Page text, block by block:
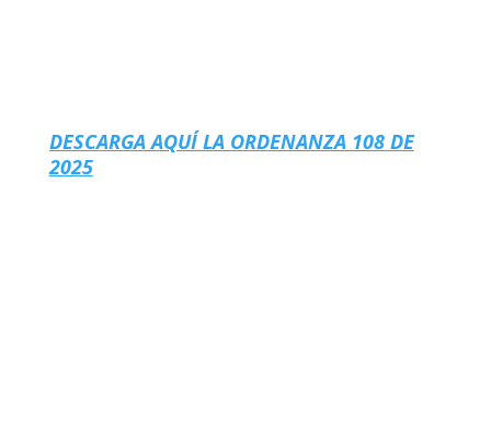
DESCARGA AQUÍ LA ORDENANZA 108 DE
2025